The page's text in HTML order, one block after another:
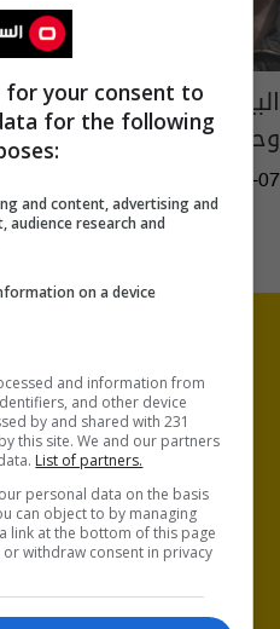
البياتي: غدا رفع جميع
وحتى المهدية
08:36 | 2020-02-07
for your consent to
for the following
and content, advertising and
audience research and
on a device
and information from
and other device
by and shared with 231
this site. We and our partners
List of partners.
personal data on the basis
can object to by managing
link at the bottom of this page
withdraw consent in privacy